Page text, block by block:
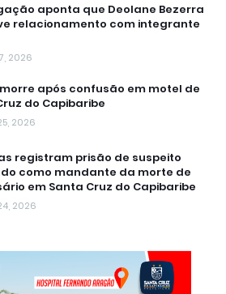
aponta que Deolane Bezerra
relacionamento com integrante
2026
após confusão em motel de
do Capibaribe
2026
registram prisão de suspeito
como mandante da morte de
em Santa Cruz do Capibaribe
2026